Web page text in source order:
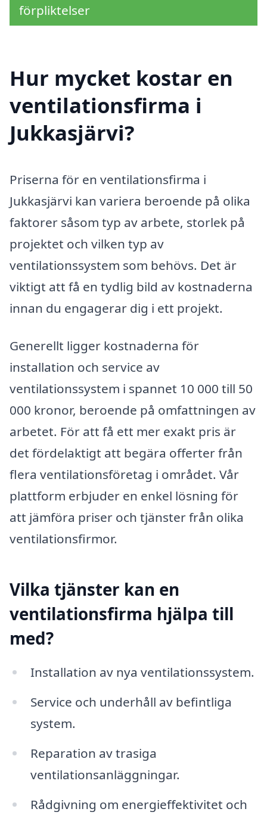
förpliktelser
Hur mycket kostar en
ventilationsfirma i
Jukkasjärvi?
Priserna för en ventilationsfirma i
Jukkasjärvi kan variera beroende på olika
faktorer såsom typ av arbete, storlek på
projektet och vilken typ av
ventilationssystem som behövs. Det är
viktigt att få en tydlig bild av kostnaderna
innan du engagerar dig i ett projekt.
Generellt ligger kostnaderna för
installation och service av
ventilationssystem i spannet 10 000 till 50
000 kronor, beroende på omfattningen av
arbetet. För att få ett mer exakt pris är
det fördelaktigt att begära offerter från
flera ventilationsföretag i området. Vår
plattform erbjuder en enkel lösning för
att jämföra priser och tjänster från olika
ventilationsfirmor.
Vilka tjänster kan en
ventilationsfirma hjälpa till
med?
Installation av nya ventilationssystem.
Service och underhåll av befintliga
system.
Reparation av trasiga
ventilationsanläggningar.
Rådgivning om energieffektivitet och